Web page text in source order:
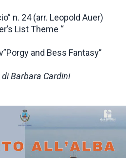
n. 24 (arr. Leopold Auer)
List Theme “
and Bess Fantasy”
Barbara Cardini